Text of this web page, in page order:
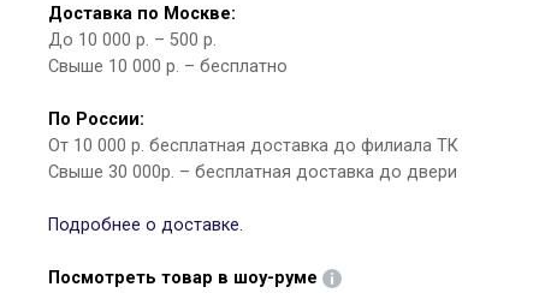
Доставка по Москве:
До 10 000 р. – 500 р.
Свыше 10 000 р. – бесплатно
По России:
От 10 000 р. бесплатная доставка до филиала ТК
Свыше 30 000р. – бесплатная доставка до двери
Подробнее о доставке.
Посмотреть товар в шоу-руме